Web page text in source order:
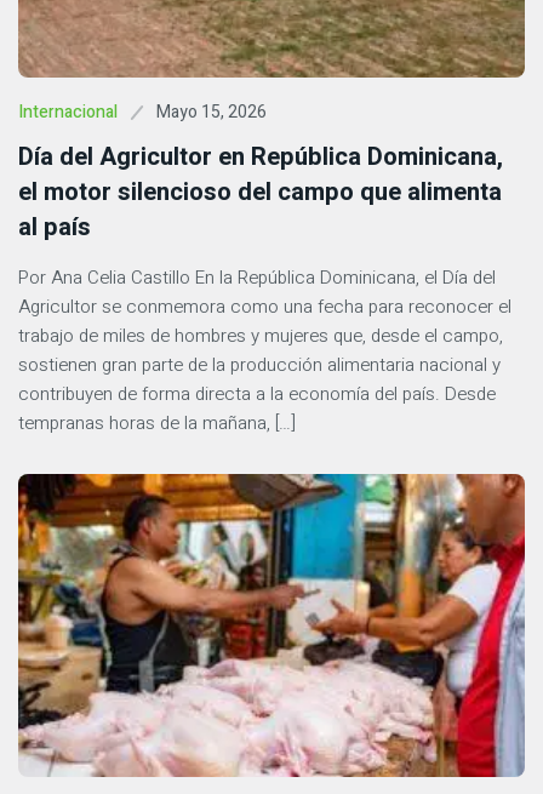
Internacional Mayo 15, 2026
Día del Agricultor en República Dominicana,
el motor silencioso del campo que alimenta
al país
Por Ana Celia Castillo En la República Dominicana, el Día del
Agricultor se conmemora como una fecha para reconocer el
trabajo de miles de hombres y mujeres que, desde el campo,
sostienen gran parte de la producción alimentaria nacional y
contribuyen de forma directa a la economía del país. Desde
tempranas horas de la mañana, […]